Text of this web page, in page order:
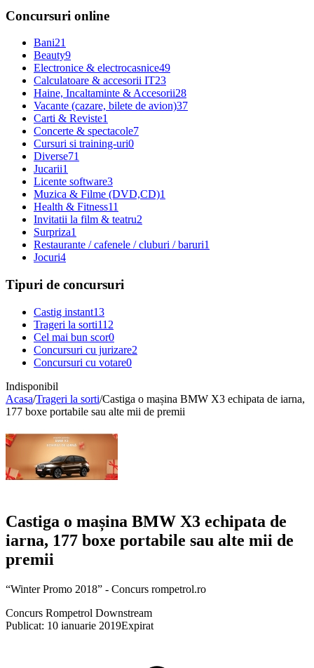
Concursuri online
Bani21
Beauty9
Electronice & electrocasnice49
Calculatoare & accesorii IT23
Haine, Incaltaminte & Accesorii28
Vacante (cazare, bilete de avion)37
Carti & Reviste1
Concerte & spectacole7
Cursuri si training-uri0
Diverse71
Jucarii1
Licente software3
Muzica & Filme (DVD,CD)1
Health & Fitness11
Invitatii la film & teatru2
Surpriza1
Restaurante / cafenele / cluburi / baruri1
Jocuri4
Tipuri de concursuri
Castig instant13
Trageri la sorti112
Cel mai bun scor0
Concursuri cu jurizare2
Concursuri cu votare0
Indisponibil
Acasa/Trageri la sorti/Castiga o mașina BMW X3 echipata de iarna,
177 boxe portabile sau alte mii de premii
Castiga o mașina BMW X3 echipata de
iarna, 177 boxe portabile sau alte mii de
premii
“Winter Promo 2018” - Concurs rompetrol.ro
Concurs Rompetrol Downstream
Publicat: 10 ianuarie 2019Expirat